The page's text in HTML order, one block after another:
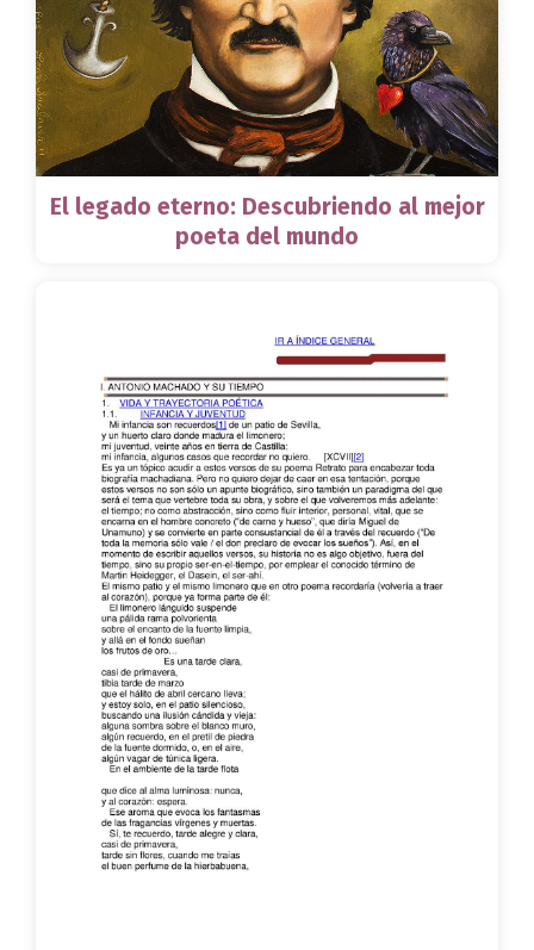
El legado eterno: Descubriendo al mejor
poeta del mundo